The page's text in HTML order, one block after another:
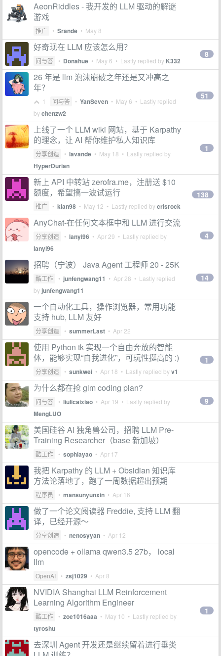
AeonRiddles - 我开发的 LLM 驱动的解谜
游戏
推广 • Srande • May 8
好奇现在 LLM 应该怎么用？
问与答 • Donahue • May 6 • Lastly replied by K332
8
26 年是 llm 泡沫崩破之年还是又冲高之
年？
1 问与答 • YanSeven • May 6 • Lastly replied
bychenzw2
51
上线了一个 LLM wiki 网站，基于 Karpathy
的理念，让 AI 帮你维护私人知识库
分享创造 • lavande • May 18 • Lastly replied by
HyperDurian
1
新上 API 中转站 zerofra.me，注册送 $10
额度，希望搞一波试运行
推广 • kian98 • May 12 • Lastly replied bycrisrock
138
AnyChat-在任何文本框中和 LLM 进行交流
分享创造 • lanyi96 • Apr 29 • Lastly replied by
lanyi96
4
招聘（宁波） Java Agent 工程师 20 - 25K
酷工作 • junfengwang11 • Apr 28 • Lastly replied
by junfengwang11
14
一个自动化工具，操作浏览器，常用功能
支持 hub, LLM 友好
分享创造 • summerLast • Apr 22
使用 Python tk 实现一个自由奔放的智能
体，能够实现“自我进化”，可玩性挺高的 :)
分享创造 • sunkwei • Apr 18 • Lastly replied byv1
1
为什么都在抢 glm coding plan?
问与答 • liulicaixiao • Apr 19 • Lastly replied by
MengLUO
9
美国硅谷 AI 独角兽公司，招聘 LLM Pre-
Training Researcher（base 新加坡）
酷工作 • sophiayao • Apr 17
我把 Karpathy 的 LLM + Obsidian 知识库
方法论落地了，跑了一周数据超出预期
程序员 • mansunyunxin • Apr 16
做了一个论文阅读器 Freddie, 支持 LLM 翻
译，已经开源～
分享创造 • nenosyyan • Apr 12
opencode + ollama qwen3.5 27b， local
llm
OpenAI • zsj1029 • Apr 8
NVIDIA Shanghai LLM Reinforcement
Learning Algorithm Engineer
酷工作 • zoe1016aaa • May 10 • Lastly replied by
tyroshu
1
去深圳 Agent 开发还是继续留着进行垂类